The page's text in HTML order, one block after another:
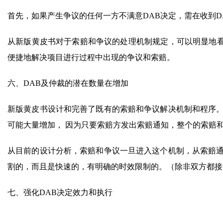
首先，如果产生争议的任何一方不满意DAB决定，需在收到
从新版黄皮书对于索赔和争议的处理机制规定，可以明显地
便捷地解决项目进行过程中出现的争议和索赔。
六、DAB及仲裁的潜在数量在增加
新版黄皮书设计和完善了既有的索赔和争议解决机制和程
可能大量增加， 因为只要索赔方发出索赔通知，整个的索赔
从目前的设计分析，索赔和争议一旦进入这个机制，从索
割的，而且是快速的，有明确的时效限制的。（除非双方都
七、强化DAB决定效力和执行